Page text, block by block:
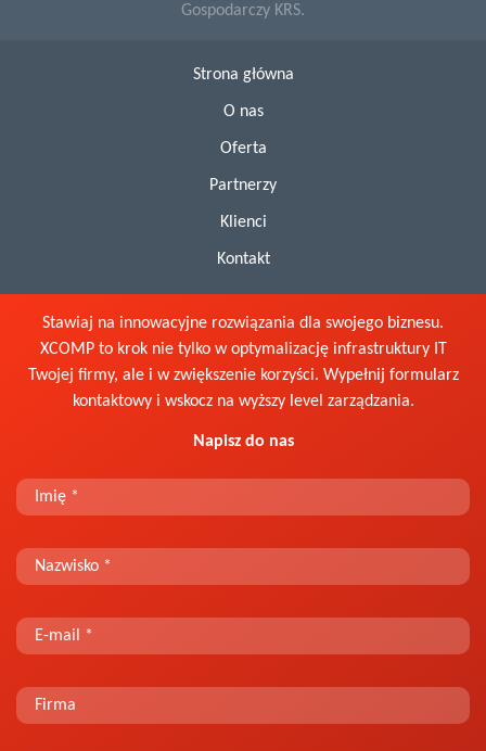
Gospodarczy KRS.
Strona główna
O nas
Oferta
Partnerzy
Klienci
Kontakt
Stawiaj na innowacyjne rozwiązania dla swojego biznesu.
XCOMP to krok nie tylko w optymalizację infrastruktury IT
Twojej firmy, ale i w zwiększenie korzyści. Wypełnij formularz
kontaktowy i wskocz na wyższy level zarządzania.
Napisz do nas